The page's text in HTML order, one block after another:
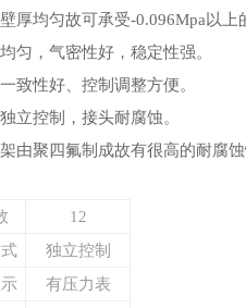
厚均匀故可承受-0.096Mpa以上
匀，气密性好，稳定性强。
致性好、控制调整方便。
立控制，接头耐腐蚀。
由聚四氟制成故有很高的耐腐蚀
12
独立控制
有压力表